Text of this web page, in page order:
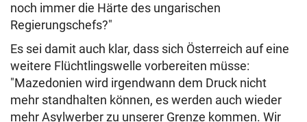
noch immer die Härte des ungarischen
Regierungschefs?"
Es sei damit auch klar, dass sich Österreich auf eine
weitere Flüchtlingswelle vorbereiten müsse:
"Mazedonien wird irgendwann dem Druck nicht
mehr standhalten können, es werden auch wieder
mehr Asylwerber zu unserer Grenze kommen. Wir